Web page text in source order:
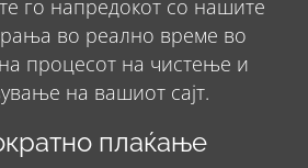
го напредокот со нашите
во реално време во
процесот на чистење и
на вашиот сајт.
плаќање